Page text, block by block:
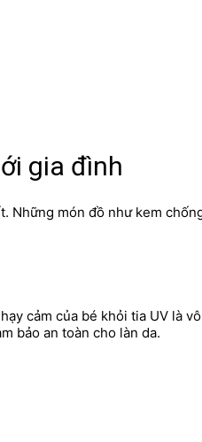
gia đình
món đồ như kem
cảm của bé khỏi tia UV
bảo an toàn cho làn da.